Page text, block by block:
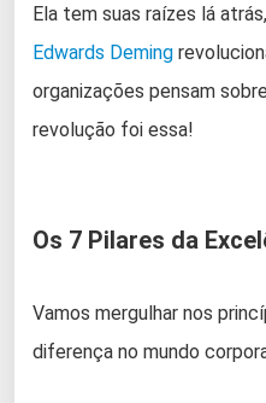
Ela tem suas raízes lá
Edwards Deming
organizações pensam
revolução foi essa!
Os 7 Pilares da
Vamos mergulhar nos
diferença no mundo